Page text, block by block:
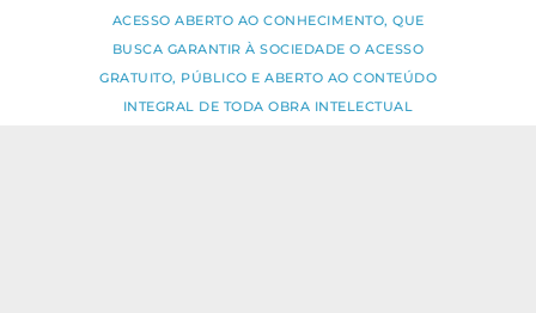
ACESSO ABERTO AO CONHECIMENTO, QUE
BUSCA GARANTIR À SOCIEDADE O ACESSO
GRATUITO, PÚBLICO E ABERTO AO CONTEÚDO
INTEGRAL DE TODA OBRA INTELECTUAL